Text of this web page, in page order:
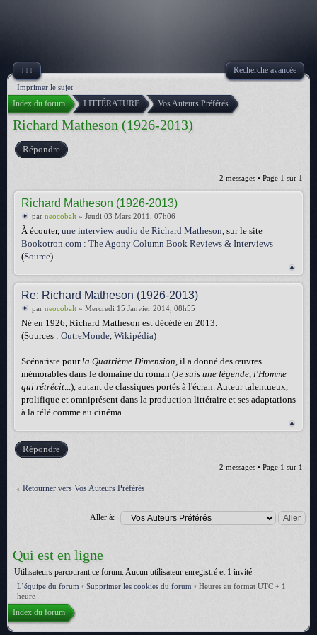
↓↓↓ Recherche avancée
Imprimer le sujet
Index du forum LITTÉRATURE Vos Auteurs Préférés
Richard Matheson (1926-2013)
Répondre
2 messages • Page 1 sur 1
Richard Matheson (1926-2013)
par neocobalt » Jeudi 03 Mars 2011, 07h06
À écouter, une interview audio de Richard Matheson, sur le site
Bookotron.com : The Agony Column Book Reviews & Interviews
(Source)
Re: Richard Matheson (1926-2013)
par neocobalt » Mercredi 15 Janvier 2014, 08h55
Né en 1926, Richard Matheson est décédé en 2013.
(Sources : OutreMonde, Wikipédia)
Scénariste pourla Quatrième Dimension, il a donné des œuvres
mémorables dans le domaine du roman (Je suis une légende, l'Homme
qui rétrécit...), autant de classiques portés à l'écran. Auteur talentueux,
prolifique et omniprésent dans la production littéraire et ses adaptations
à la télé comme au cinéma.
Répondre
2 messages • Page 1 sur 1
Retourner vers Vos Auteurs Préférés
Aller à:
Qui est en ligne
Utilisateurs parcourant ce forum: Aucun utilisateur enregistré et 1 invité
L’équipe du forum • Supprimer les cookies du forum • Heures au format UTC + 1
heure
Index du forum